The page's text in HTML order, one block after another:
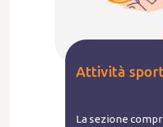
Attività
La sezione